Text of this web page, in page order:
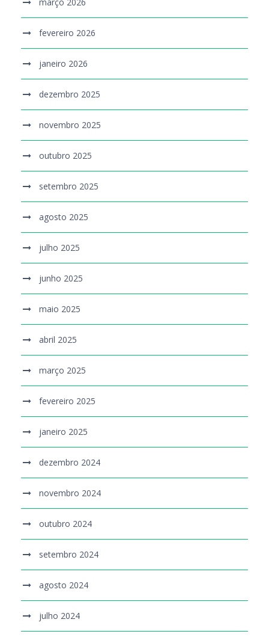
fevereiro 2026
janeiro 2026
dezembro 2025
novembro 2025
outubro 2025
setembro 2025
agosto 2025
julho 2025
junho 2025
maio 2025
abril 2025
março 2025
fevereiro 2025
janeiro 2025
dezembro 2024
novembro 2024
outubro 2024
setembro 2024
agosto 2024
julho 2024